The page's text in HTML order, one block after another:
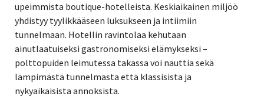
upeimmista boutique-hotelleista. Keskiaikainen miljöö
yhdistyy tyylikkääseen luksukseen ja intiimiin
tunnelmaan. Hotellin ravintolaa kehutaan
ainutlaatuiseksi gastronomiseksi elämykseksi –
polttopuiden leimutessa takassa voi nauttia sekä
lämpimästä tunnelmasta että klassisista ja
nykyaikaisista annoksista.